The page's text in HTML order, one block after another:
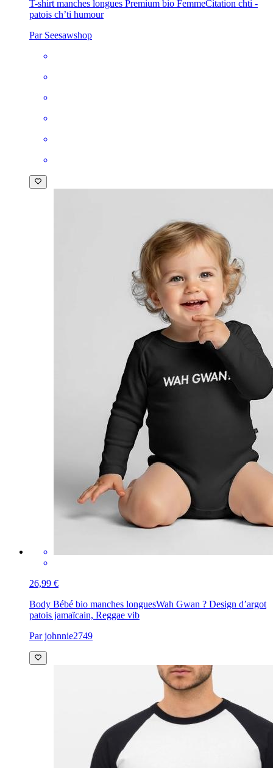
T-shirt manches longues Premium bio FemmeCitation chti -
patois ch’ti humour
Par Seesawshop
26,99 €
Body Bébé bio manches longuesWah Gwan ? Design d’argot
patois jamaïcain, Reggae vib
Par johnnie2749